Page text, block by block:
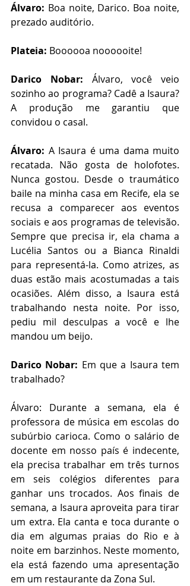
Álvaro: Boa noite, Darico. Boa noite,
prezado auditório.
Plateia: Boooooa noooooite!
Darico Nobar: Álvaro, você veio
sozinho ao programa? Cadê a Isaura?
A produção me garantiu que
convidou o casal.
Álvaro: A Isaura é uma dama muito
recatada. Não gosta de holofotes.
Nunca gostou. Desde o traumático
baile na minha casa em Recife, ela se
recusa a comparecer aos eventos
sociais e aos programas de televisão.
Sempre que precisa ir, ela chama a
Lucélia Santos ou a Bianca Rinaldi
para representá-la. Como atrizes, as
duas estão mais acostumadas a tais
ocasiões. Além disso, a Isaura está
trabalhando nesta noite. Por isso,
pediu mil desculpas a você e lhe
mandou um beijo.
Darico Nobar: Em que a Isaura tem
trabalhado?
Álvaro: Durante a semana, ela é
professora de música em escolas do
subúrbio carioca. Como o salário de
docente em nosso país é indecente,
ela precisa trabalhar em três turnos
em seis colégios diferentes para
ganhar uns trocados. Aos finais de
semana, a Isaura aproveita para tirar
um extra. Ela canta e toca durante o
dia em algumas praias do Rio e à
noite em barzinhos. Neste momento,
ela está fazendo uma apresentação
em um restaurante da Zona Sul.